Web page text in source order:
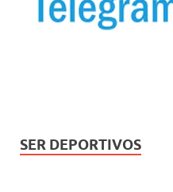
SER DEPORTIVOS